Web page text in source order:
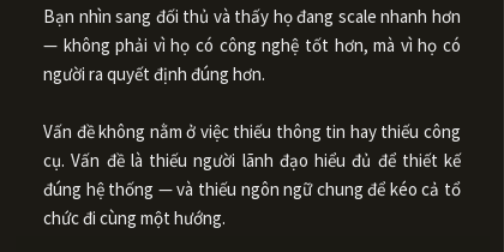
Bạn nhìn sang đối thủ và thấy họ đang scale nhanh hơn
— không phải vì họ có công nghệ tốt hơn, mà vì họ có
người ra quyết định đúng hơn.
Vấn đề không nằm ở việc thiếu thông tin hay thiếu công
cụ. Vấn đề là thiếu người lãnh đạo hiểu đủ để thiết kế
đúng hệ thống — và thiếu ngôn ngữ chung để kéo cả tổ
chức đi cùng một hướng.